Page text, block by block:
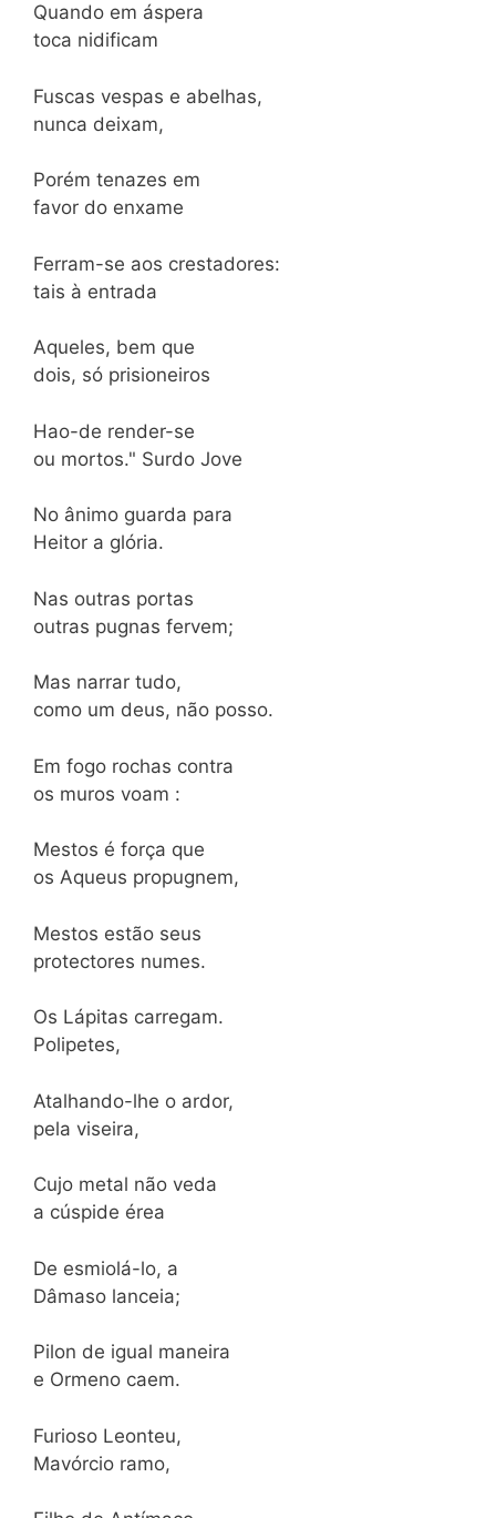
Quando em áspera
toca nidificam
Fuscas vespas e abelhas,
nunca deixam,
Porém tenazes em
favor do enxame
Ferram-se aos crestadores:
tais à entrada
Aqueles, bem que
dois, só prisioneiros
Hao-de render-se
ou mortos." Surdo Jove
No ânimo guarda para
Heitor a glória.
Nas outras portas
outras pugnas fervem;
Mas narrar tudo,
como um deus, não posso.
Em fogo rochas contra
os muros voam :
Mestos é força que
os Aqueus propugnem,
Mestos estão seus
protectores numes.
Os Lápitas carregam.
Polipetes,
Atalhando-lhe o ardor,
pela viseira,
Cujo metal não veda
a cúspide érea
De esmiolá-lo, a
Dâmaso lanceia;
Pilon de igual maneira
e Ormeno caem.
Furioso Leonteu,
Mavórcio ramo,